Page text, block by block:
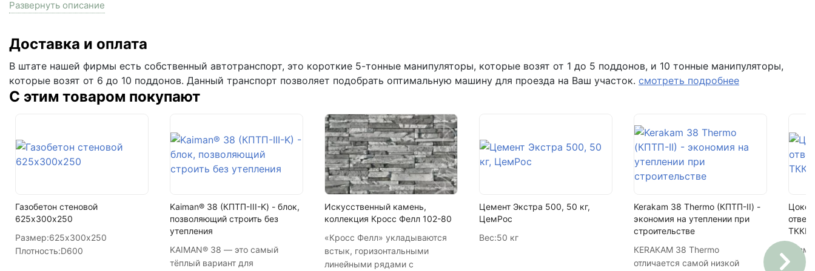
пн-пт с 9:00 до 18:00
+7 (993) 993-77-22
Написать в МАКС
Написать в Telegram
Написать на почту
На поддоне
Цвет
Фактура coral
Кол-во поддонов в машине 18
Кол-во в машине
Развернуть описание
Доставка и оплата
В штате нашей фирмы есть собственный автотранспорт, это короткие 5-тонные манипуляторы, которые возят от 1 до 5 поддонов, и 10 тонные манипуляторы,
которые возят от 6 до 10 поддонов. Данный транспорт позволяет подобрать оптимальную машину для проезда на Ваш участок. смотреть подробнее
С этим товаром покупают
Газобетон стеновой
625х300х250
Размер:625х300х250
Плотность:D600
Kaiman® 38 (КПТП-III-K) - блок,
позволяющий строить без
утепления
KAIMAN® 38 — это самый
тёплый вариант для
Искусственный камень,
коллекция Кросс Фелл 102-80
«Кросс Фелл» укладываются
встык, горизонтальными
линейными рядами с
Цемент Экстра 500, 50 кг,
ЦемРос
Вес:50 кг
Kerakam 38 Thermo (КПТП-II) -
экономия на утеплении при
строительстве
КЕRАКАМ 38 Thermo
отличается самой низкой
ТККМ